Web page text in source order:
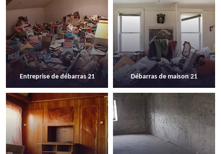
Entreprise de débarras 21 Débarras de maison 21